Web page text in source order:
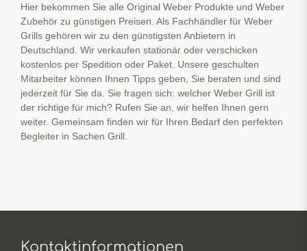
Hier bekommen Sie alle Original Weber Produkte und Weber
Zubehör zu günstigen Preisen. Als Fachhändler für Weber
Grills gehören wir zu den günstigsten Anbietern in
Deutschland. Wir verkaufen stationär oder verschicken
kostenlos per Spedition oder Paket. Unsere geschulten
Mitarbeiter können Ihnen Tipps geben, Sie beraten und sind
jederzeit für Sie da. Sie fragen sich: welcher Weber Grill ist
der richtige für mich? Rufen Sie an, wir helfen Ihnen gern
weiter. Gemeinsam finden wir für Ihren Bedarf den perfekten
Begleiter in Sachen Grill.
Kontaktinformationen